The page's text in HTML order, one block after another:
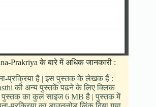
Prakriya के बारे में अधिक जानकारी :
प्रक्रिया है | इस पुस्तक के लेखक हैं :
की अन्य पुस्तकें पढने के लिए क्लिक
पुस्तक का कुल साइज 6 MB है | पुस्तक में